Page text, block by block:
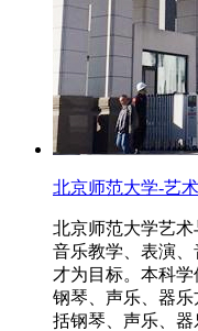
北京师范大学-艺
北京师范大学艺
音乐教学、表演
才为目标。本科
钢琴、声乐、器
括钢琴、声乐、